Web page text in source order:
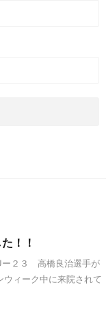
！！
ー２３ 高橋良治選手が
ィーク中に来院されて